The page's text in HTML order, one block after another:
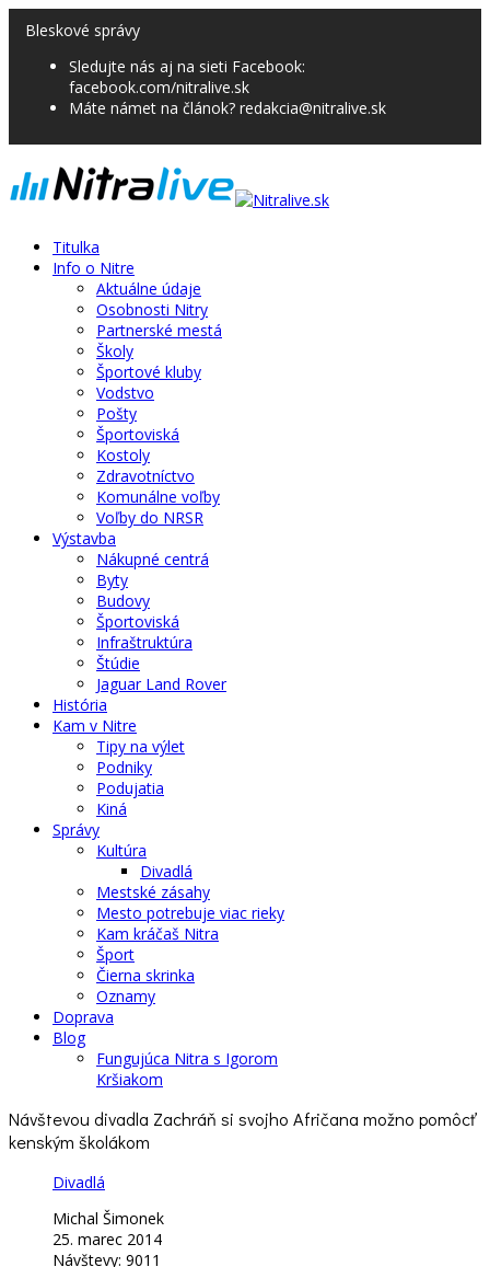
Bleskové správy
Sledujte nás aj na sieti Facebook:
facebook.com/nitralive.sk
Máte námet na článok? redakcia@nitralive.sk
Titulka
Info o Nitre
Aktuálne údaje
Osobnosti Nitry
Partnerské mestá
Školy
Športové kluby
Vodstvo
Pošty
Športoviská
Kostoly
Zdravotníctvo
Komunálne voľby
Voľby do NRSR
Výstavba
Nákupné centrá
Byty
Budovy
Športoviská
Infraštruktúra
Štúdie
Jaguar Land Rover
História
Kam v Nitre
Tipy na výlet
Podniky
Podujatia
Kiná
Správy
Kultúra
Divadlá
Mestské zásahy
Mesto potrebuje viac rieky
Kam kráčaš Nitra
Šport
Čierna skrinka
Oznamy
Doprava
Blog
Fungujúca Nitra s Igorom
Kršiakom
Návštevou divadla Zachráň si svojho Afričana možno pomôcť
kenským školákom
Divadlá
Michal Šimonek
25. marec 2014
Návštevy: 9011